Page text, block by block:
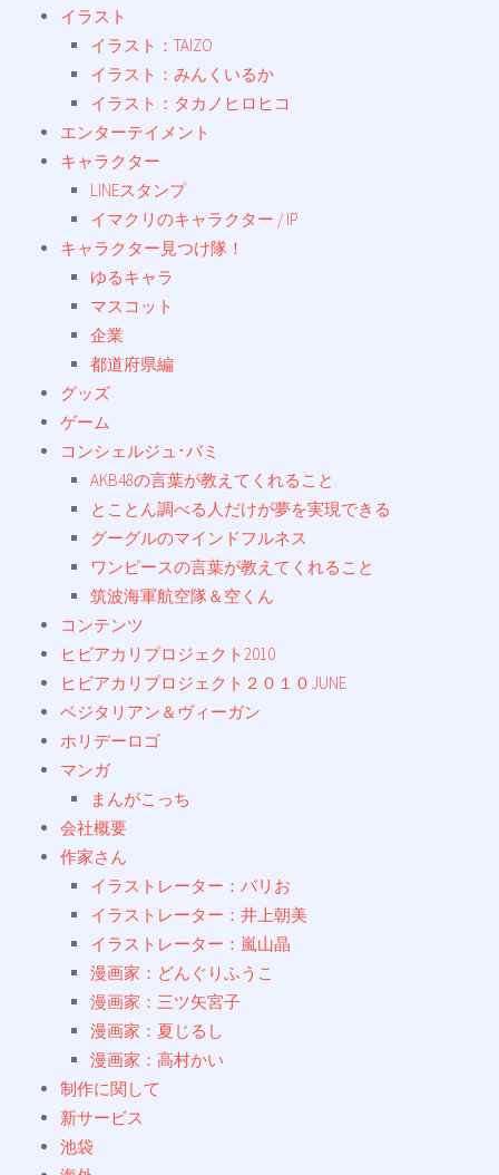
イラスト
イラスト：TAIZO
イラスト：みんくいるか
イラスト：タカノヒロヒコ
エンターテイメント
キャラクター
LINEスタンプ
イマクリのキャラクター / IP
キャラクター見つけ隊！
ゆるキャラ
マスコット
企業
都道府県編
グッズ
ゲーム
コンシェルジュ･バミ
AKB48の言葉が教えてくれること
とことん調べる人だけが夢を実現できる
グーグルのマインドフルネス
ワンピースの言葉が教えてくれること
筑波海軍航空隊＆空くん
コンテンツ
ヒビアカリプロジェクト2010
ヒビアカリプロジェクト２０１０JUNE
ベジタリアン＆ヴィーガン
ホリデーロゴ
マンガ
まんがこっち
会社概要
作家さん
イラストレーター：バリお
イラストレーター：井上朝美
イラストレーター：嵐山晶
漫画家：どんぐりふうこ
漫画家：三ツ矢宮子
漫画家：夏じるし
漫画家：高村かい
制作に関して
新サービス
池袋